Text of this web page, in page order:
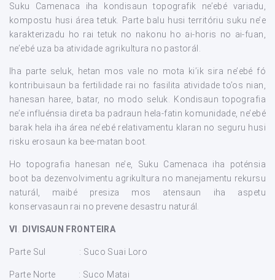
Suku Camenaca iha kondisaun topografik ne’ebé variadu,
kompostu husi área tetuk. Parte balu husi territóriu suku ne’e
karakterizadu ho rai tetuk no nakonu ho ai-horis no ai-fuan,
ne’ebé uza ba atividade agrikultura no pastorál.
Iha parte seluk, hetan mos vale no mota ki’ik sira ne’ebé fó
kontribuisaun ba fertilidade rai no fasilita atividade to’os nian,
hanesan haree, batar, no modo seluk. Kondisaun topografia
ne’e influénsia direta ba padraun hela-fatin komunidade, ne’ebé
barak hela iha área ne’ebé relativamentu klaran no seguru husi
risku erosaun ka bee-matan boot.
Ho topografia hanesan ne’e, Suku Camenaca iha poténsia
boot ba dezenvolvimentu agrikultura no manejamentu rekursu
naturál, maibé presiza mos atensaun iha aspetu
konservasaun rai no prevene desastru naturál.
VI DIVISAUN FRONTEIRA
Parte Sul : Suco Suai Loro
Parte Norte : Suco Matai